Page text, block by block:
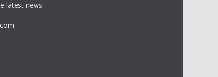
latest news.